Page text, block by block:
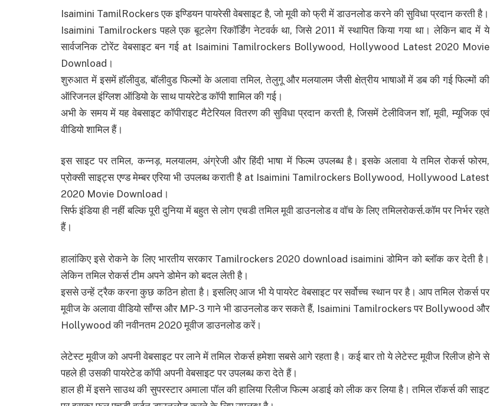
Isaimini TamilRockers एक इण्डियन पायरेसी वेबसाइट है, जो मूवी को फ्री में डाउनलोड करने की सुविधा प्रदान करती है।
Isaimini Tamilrockers पहले एक बूटलेग रिकॉर्डिंग नेटवर्क था, जिसे 2011 में स्थापित किया गया था। लेकिन बाद में ये
सार्वजनिक टोरेंट वेबसाइट बन गई at Isaimini Tamilrockers Bollywood, Hollywood Latest 2020 Movie
Download।
शुरुआत में इसमें हॉलीवुड, बॉलीवुड फिल्मों के अलावा तमिल, तेलुगू और मलयालम जैसी क्षेत्रीय भाषाओं में डब की गई फिल्मों की
ऑरिजनल इंग्लिश ऑडियो के साथ पायरेटेड कॉपी शामिल की गई।
अभी के समय में यह वेबसाइट कॉपीराइट मैटेरियल वितरण की सुविधा प्रदान करती है, जिसमें टेलीविजन शॉ, मूवी, म्यूजिक एवं
वीडियो शामिल हैं।
इस साइट पर तमिल, कन्नड़, मलयालम, अंग्रेजी और हिंदी भाषा में फिल्म उपलब्ध है। इसके अलावा ये तमिल रोकर्स फोरम,
प्रोक्सी साइट्स एण्ड मेम्बर एरिया भी उपलब्ध कराती है at Isaimini Tamilrockers Bollywood, Hollywood Latest
2020 Movie Download।
सिर्फ इंडिया ही नहीं बल्कि पूरी दुनिया में बहुत से लोग एचडी तमिल मूवी डाउनलोड व वॉच के लिए तमिलरोकर्स.कॉम पर निर्भर रहते
हैं।
हालांकिए इसे रोकने के लिए भारतीय सरकार Tamilrockers 2020 download isaimini डोमिन को ब्लॉक कर देती है।
लेकिन तमिल रोकर्स टीम अपने डोमेन को बदल लेती है।
इससे उन्हें ट्रैक करना कुछ कठिन होता है। इसलिए आज भी ये पायरेट वेबसाइट पर सर्वोच्च स्थान पर है। आप तमिल रोकर्स पर
मूवीज के अलावा वीडियो साँग्स और MP-3 गाने भी डाउनलोड कर सकते हैं, Isaimini Tamilrockers पर Bollywood और
Hollywood की नवीनतम 2020 मूवीज डाउनलोड करें।
लेटेस्ट मूवीज को अपनी वेबसाइट पर लाने में तमिल रोकर्स हमेशा सबसे आगे रहता है। कई बार तो ये लेटेस्ट मूवीज रिलीज होने से
पहले ही उसकी पायरेटेड कॉपी अपनी वेबसाइट पर उपलब्ध करा देते हैं।
हाल ही में इसने साउथ की सुपरस्टार अमाला पॉल की हालिया रिलीज फिल्म अडाई को लीक कर लिया है। तमिल रॉकर्स की साइट